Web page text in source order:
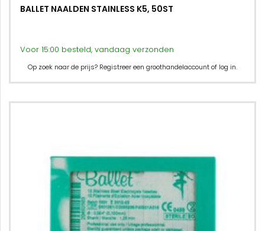
BALLET NAALDEN STAINLESS K5, 50ST
Voor 15:00 besteld, vandaag verzonden
Op zoek naar de prijs? Registreer een groothandelaccount of log in.